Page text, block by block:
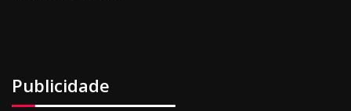
Publicidade